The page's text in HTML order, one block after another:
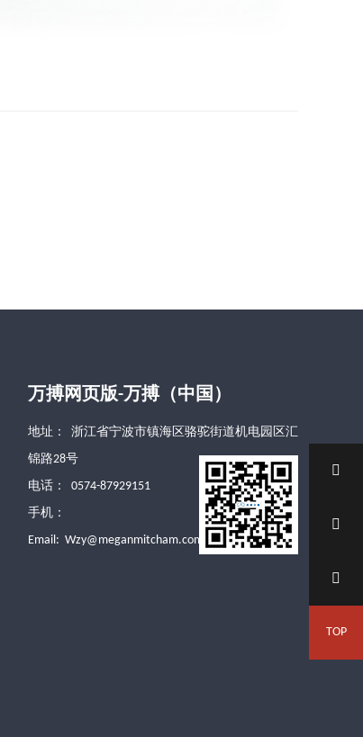
万搏网页版-万搏（中国）
地址： 浙江省宁波市镇海区骆驼街道机电园区汇
锦路28号
电话： 0574-87929151
手机：
Email: Wzy@meganmitcham.com



TOP